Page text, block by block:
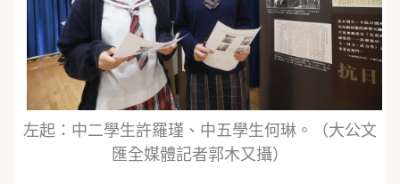
左起：中二學生許羅瑾、中五學生何琳。（大公文
匯全媒體記者郭木又攝）